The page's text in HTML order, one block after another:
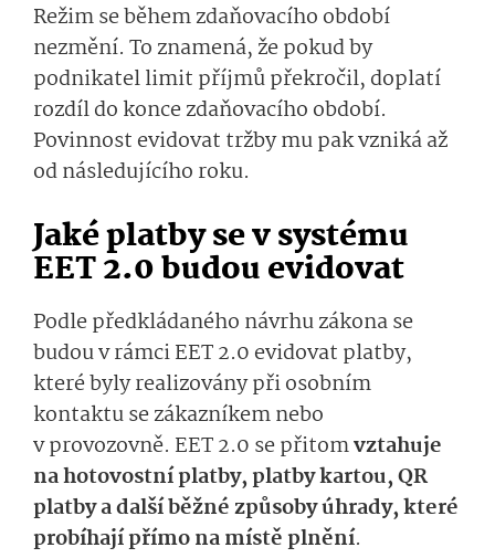
Režim se během zdaňovacího období
nezmění. To znamená, že pokud by
podnikatel limit příjmů překročil, doplatí
rozdíl do konce zdaňovacího období.
Povinnost evidovat tržby mu pak vzniká až
od následujícího roku.
Jaké platby se v systému
EET 2.0 budou evidovat
Podle předkládaného návrhu zákona se
budou v rámci EET 2.0 evidovat platby,
které byly realizovány při osobním
kontaktu se zákazníkem nebo
v provozovně. EET 2.0 se přitomvztahuje
na hotovostní platby, platby kartou, QR
platby a další běžné způsoby úhrady, které
probíhají přímo na místě plnění.